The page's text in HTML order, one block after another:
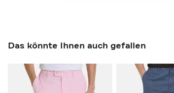
Das könnte Ihnen auch gefallen